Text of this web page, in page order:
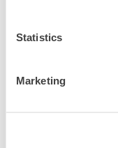
Statistics
Marketing